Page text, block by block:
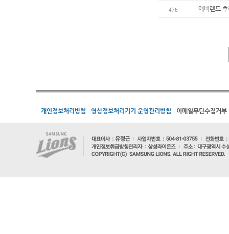
476 에버랜드
개인정보처리방침 영상정보처리기기 운영관리방침 이메일무단수집거부